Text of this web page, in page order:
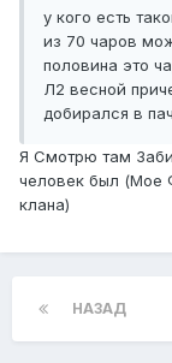
у кого есть
из 70 чаров
половина это
Л2 весной
добирался в
Я Смотрю там
человек был (Мое
клана)
НАЗАД